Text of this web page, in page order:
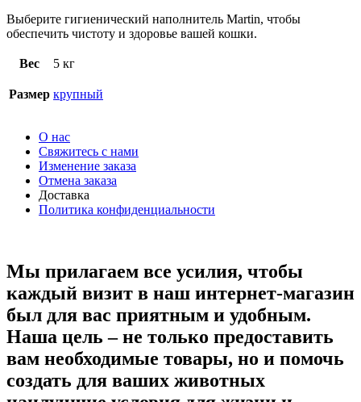
Выберите гигиенический наполнитель Martin, чтобы
обеспечить чистоту и здоровье вашей кошки.
Вес 5 кг
Размер крупный
О нас
Свяжитесь с нами
Изменение заказа
Отмена заказа
Доставка
Политика конфиденциальности
Мы прилагаем все усилия, чтобы
каждый визит в наш интернет-магазин
был для вас приятным и удобным.
Наша цель – не только предоставить
вам необходимые товары, но и помочь
создать для ваших животных